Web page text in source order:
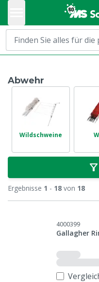
Abwehr
Wildschweine
Ergebnisse 1 - 18 von 18
4000399
Gallagher